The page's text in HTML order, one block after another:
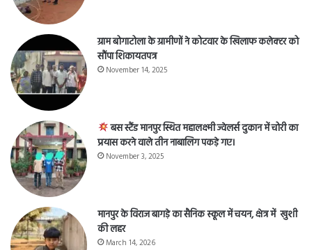
ग्राम बोगाटोला के ग्रामीणों ने कोटवार के खिलाफ कलेक्टर को
सौंपा शिकायतपत्र
November 14, 2025
बस स्टैंड मानपुर स्थित महालक्ष्मी ज्वेलर्स दुकान में चोरी का
प्रयास करने वाले तीन नाबालिग पकड़े गए।
November 3, 2025
मानपुर के विराज बागड़े का सैनिक स्कूल में चयन, क्षेत्र में खुशी
की लहर
March 14, 2026